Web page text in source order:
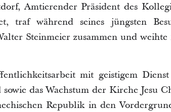
Amtierender Präsident des
traf während seines jüngsten
Steinmeier zusammen und
mit geistigem
das Wachstum der Kirche Jesu
Republik in den